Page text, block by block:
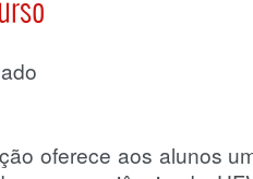
oferece aos alunos